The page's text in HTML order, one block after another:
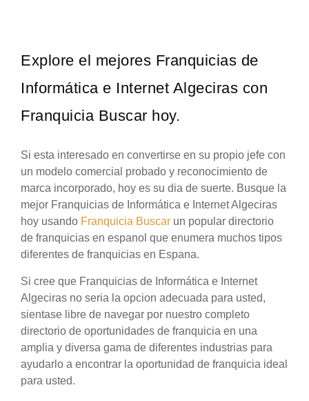
Explore el mejores Franquicias de
Informática e Internet Algeciras con
Franquicia Buscar hoy.
Si esta interesado en convertirse en su propio jefe con
un modelo comercial probado y reconocimiento de
marca incorporado, hoy es su dia de suerte. Busque la
mejor Franquicias de Informática e Internet Algeciras
hoy usando Franquicia Buscar un popular directorio
de franquicias en espanol que enumera muchos tipos
diferentes de franquicias en Espana.
Si cree que Franquicias de Informática e Internet
Algeciras no seria la opcion adecuada para usted,
sientase libre de navegar por nuestro completo
directorio de oportunidades de franquicia en una
amplia y diversa gama de diferentes industrias para
ayudarlo a encontrar la oportunidad de franquicia ideal
para usted.